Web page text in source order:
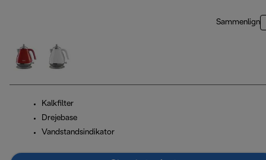
Sammenlign
Kalkfilter
Drejebase
Vandstandsindikator